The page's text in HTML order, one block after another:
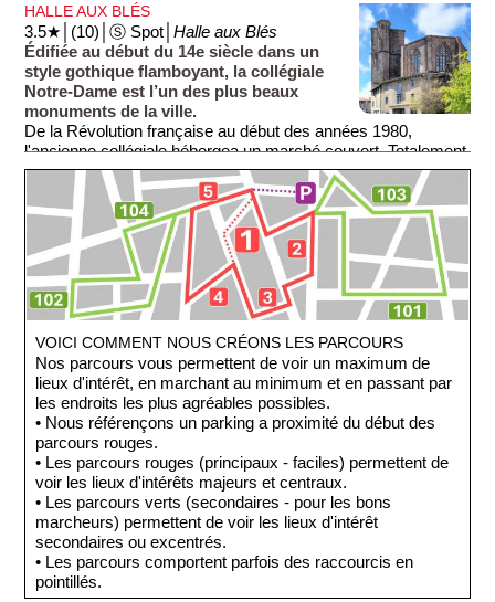
tapisseries d'Aubusson.
HALLE AUX BLÉS
3.5★│(10)│Ⓢ Spot│Halle aux Blés
Édifiée au début du 14e siècle dans un
style gothique flamboyant, la collégiale
Notre-Dame est l’un des plus beaux
monuments de la ville.
De la Révolution française au début des années 1980,
l'ancienne collégiale hébergea un marché couvert. Totalement
rénové au début des années 2000, l'édifice est utilisé
aujourd’hui comme marché couvert en hiver et comme lieu
d’exposition en été. Des commerces et des logements sont
accolés autour de l'ancienne halle aux blés, et vous serez
étonnés d'apercevoir des fenêtres donnant dans certaines
chapelles à l'intérieur même de l'édifice.
VOICI COMMENT NOUS CRÉONS LES PARCOURS
Nos parcours vous permettent de voir un maximum de
lieux d'intérêt, en marchant au minimum et en passant par
les endroits les plus agréables possibles.
• Nous référençons un parking a proximité du début des
parcours rouges.
• Les parcours rouges (principaux - faciles) permettent de
voir les lieux d'intérêts majeurs et centraux.
• Les parcours verts (secondaires - pour les bons
marcheurs) permettent de voir les lieux d'intérêt
secondaires ou excentrés.
• Les parcours comportent parfois des raccourcis en
pointillés.